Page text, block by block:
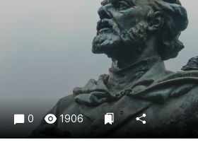
Недвижимость и ЖКХ
Образование
Общество
Праздники
Происшествия
Спорт
0 1906